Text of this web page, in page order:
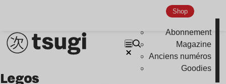
Shop
Abonnement
Magazine
Anciens numéros
Goodies
Nu Jazz
Indie
Legos